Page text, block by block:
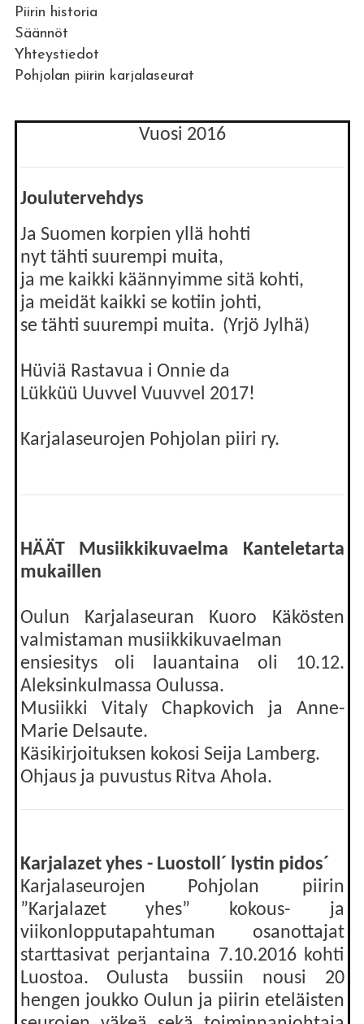
Piirin historia
Säännöt
Yhteystiedot
Pohjolan piirin karjalaseurat
Vuosi 2016
Joulutervehdys
Ja Suomen korpien yllä hohti
nyt tähti suurempi muita,
ja me kaikki käännyimme sitä kohti,
ja meidät kaikki se kotiin johti,
se tähti suurempi muita. (Yrjö Jylhä)
Hüviä Rastavua i Onnie da
Lükküü Uuvvel Vuuvvel 2017!
Karjalaseurojen Pohjolan piiri ry.
HÄÄT Musiikkikuvaelma Kanteletarta
mukaillen
Oulun Karjalaseuran Kuoro Käkösten
valmistaman musiikkikuvaelman
ensiesitys oli lauantaina oli 10.12.
Aleksinkulmassa Oulussa.
Musiikki Vitaly Chapkovich ja Anne-
Marie Delsaute.
Käsikirjoituksen kokosi Seija Lamberg.
Ohjaus ja puvustus Ritva Ahola.
Karjalazet yhes - Luostoll´ lystin pidos´
Karjalaseurojen Pohjolan piirin
”Karjalazet yhes” kokous- ja
viikonlopputapahtuman osanottajat
starttasivat perjantaina 7.10.2016 kohti
Luostoa. Oulusta bussiin nousi 20
hengen joukko Oulun ja piirin eteläisten